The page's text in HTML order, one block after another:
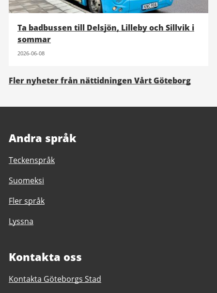
Ta badbussen till Delsjön, Lilleby och Sillvik i
sommar
2026-06-08
Fler nyheter från nättidningen Vårt Göteborg
Andra språk
Teckenspråk
Suomeksi
Fler språk
Lyssna
Kontakta oss
Kontakta Göteborgs Stad